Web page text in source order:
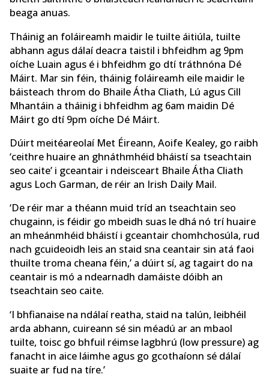
beaga anuas.
Tháinig an foláireamh maidir le tuilte áitiúla, tuilte
abhann agus dálaí deacra taistil i bhfeidhm ag 9pm
oíche Luain agus é i bhfeidhm go dtí tráthnóna Dé
Máirt. Mar sin féin, tháinig foláireamh eile maidir le
báisteach throm do Bhaile Átha Cliath, Lú agus Cill
Mhantáin a tháinig i bhfeidhm ag 6am maidin Dé
Máirt go dtí 9pm oíche Dé Máirt.
Dúirt meitéareolaí Met Éireann, Aoife Kealey, go raibh
‘ceithre huaire an ghnáthmhéid bháistí sa tseachtain
seo caite’ i gceantair i ndeisceart Bhaile Átha Cliath
agus Loch Garman, de réir an Irish Daily Mail.
‘De réir mar a théann muid tríd an tseachtain seo
chugainn, is féidir go mbeidh suas le dhá nó trí huaire
an mheánmhéid bháistí i gceantair chomhchosúla, rud
nach gcuideoidh leis an staid sna ceantair sin atá faoi
thuilte troma cheana féin,’ a dúirt sí, ag tagairt do na
ceantair is mó a ndearnadh damáiste dóibh an
tseachtain seo caite.
‘I bhfianaise na ndálaí reatha, staid na talún, leibhéil
arda abhann, cuireann sé sin méadú ar an mbaol
tuilte, toisc go bhfuil réimse lagbhrú (low pressure) ag
fanacht in aice láimhe agus go gcothaíonn sé dálaí
suaite ar fud na tíre.’